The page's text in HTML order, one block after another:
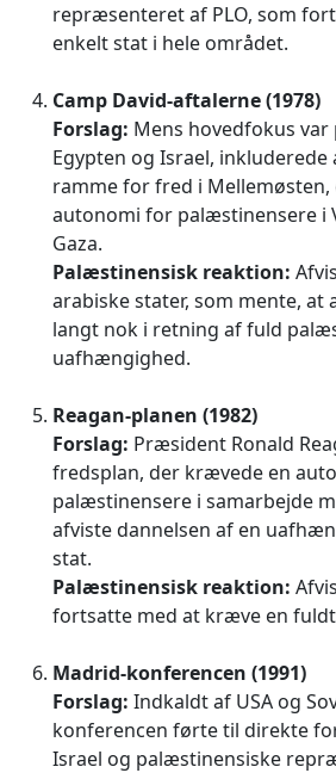
repræsenteret af PLO, som
enkelt stat i hele området.
Camp David-aftalerne (1978)
Forslag: Mens hovedfokus
Egypten og Israel, inkluderede
ramme for fred i
autonomi for palæstinensere i
Gaza.
Palæstinensisk reaktion:
arabiske stater, som mente, at
langt nok i retning af fuld
uafhængighed.
Reagan-planen (1982)
Forslag: Præsident Ronald
fredsplan, der krævede en
palæstinensere i samarbejde
afviste dannelsen af en
stat.
Palæstinensisk reaktion:
fortsatte med at kræve en
Madrid-konferencen (1991)
Forslag: Indkaldt af USA og
konferencen førte til direkte
Israel og palæstinensiske